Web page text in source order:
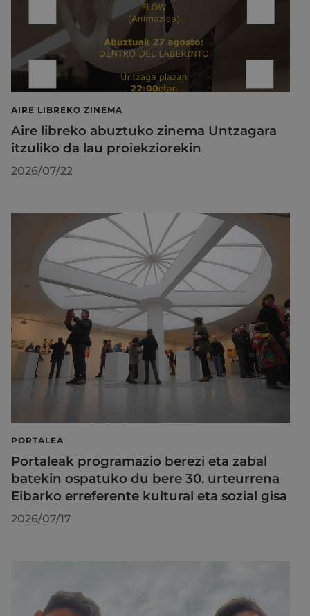
AIRE LIBREKO ZINEMA
Aire libreko abuztuko zinema Untzagara
itzuliko da lau proiekziorekin
2026/07/22
PORTALEA
Portaleak programazio berezi eta zabal
batekin ospatuko du bere 30. urteurrena
Eibarko erreferente kultural eta sozial gisa
2026/07/17